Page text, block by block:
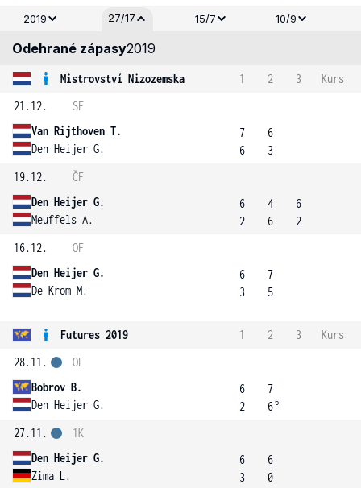
2019
27/17 15/7 10/9
Odehrané zápasy2019
Mistrovství Nizozemska 1 2 3
Kurs
21.12.
Van Rijthoven T.
Den Heijer G.
SF
7
6
6
3
19.12.
Den Heijer G.
Meuffels A.
ČF
6
2
4
6
6
2
16.12.
Den Heijer G.
De Krom M.
OF
6
3
7
5
Futures 2019 1 2 3
Kurs
28.11.
Bobrov B.
Den Heijer G.
OF
6
2
7
66
27.11.
Den Heijer G.
Zima L.
1K
6
3
6
0